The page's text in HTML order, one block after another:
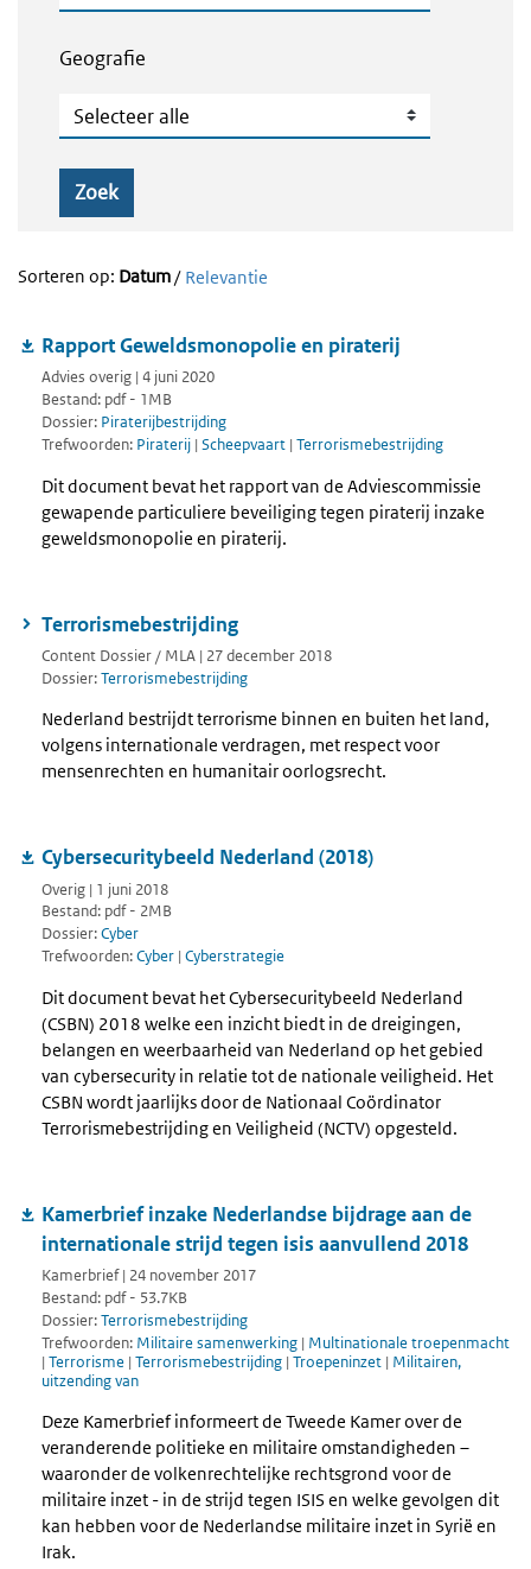
Geografie
Geografie
Zoek
Sorteren op: Datum/ Relevantie
Rapport Geweldsmonopolie en piraterij
Advies overig | 4 juni 2020
Bestand: pdf - 1MB
Dossier: Piraterijbestrijding
Trefwoorden: Piraterij | Scheepvaart | Terrorismebestrijding
Dit document bevat het rapport van de Adviescommissie
gewapende particuliere beveiliging tegen piraterij inzake
geweldsmonopolie en piraterij.
Terrorismebestrijding
Content Dossier / MLA | 27 december 2018
Dossier:Terrorismebestrijding
Nederland bestrijdt terrorisme binnen en buiten het land,
volgens internationale verdragen, met respect voor
mensenrechten en humanitair oorlogsrecht.
Cybersecuritybeeld Nederland (2018)
Overig | 1 juni 2018
Bestand: pdf - 2MB
Dossier:Cyber
Trefwoorden:Cyber | Cyberstrategie
Dit document bevat het Cybersecuritybeeld Nederland
(CSBN) 2018 welke een inzicht biedt in de dreigingen,
belangen en weerbaarheid van Nederland op het gebied
van cybersecurity in relatie tot de nationale veiligheid. Het
CSBN wordt jaarlijks door de Nationaal Coördinator
Terrorismebestrijding en Veiligheid (NCTV) opgesteld.
Kamerbrief inzake Nederlandse bijdrage aan de
internationale strijd tegen isis aanvullend 2018
Kamerbrief | 24 november 2017
Bestand: pdf - 53.7KB
Dossier:Terrorismebestrijding
Trefwoorden: Militaire samenwerking | Multinationale troepenmacht
| Terrorisme | Terrorismebestrijding | Troepeninzet | Militairen,
uitzending van
Deze Kamerbrief informeert de Tweede Kamer over de
veranderende politieke en militaire omstandigheden –
waaronder de volkenrechtelijke rechtsgrond voor de
militaire inzet - in de strijd tegen ISIS en welke gevolgen dit
kan hebben voor de Nederlandse militaire inzet in Syrië en
Irak.